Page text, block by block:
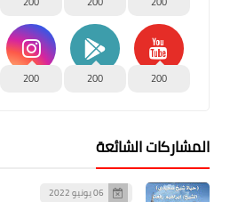
200
200
200
المشاركات الشائعة
06 يونيو 2022